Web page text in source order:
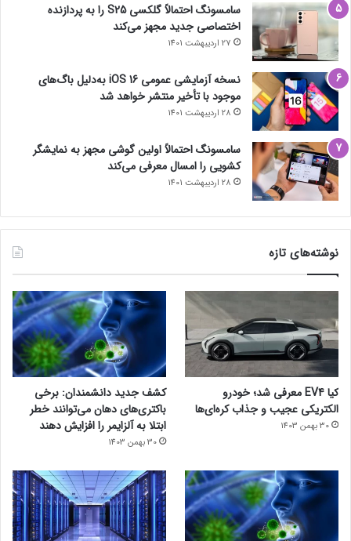
سامسونگ احتمالاً گلکسی S25 را به پردازنده
اختصاصی جدید مجهز می‌کند
27 اردیبهشت 1401
نسخه آزمایشی عمومی iOS 16 به‌دلیل باگ‌های
موجود با تأخیر منتشر خواهد شد
28 اردیبهشت 1401
سامسونگ احتمالاً اولین گوشی مجهز به نمایشگر
کشویی را امسال معرفی می‌کند
28 اردیبهشت 1401
نوشته‌های تازه
کیا EV4 معرفی شد؛ خودرو
الکتریکی عجیب و جذاب کره‌ای‌ها
30 بهمن 1403
کشف جدید دانشمندان: برخی
باکتری‌های دهان می‌توانند خطر
ابتلا به آلزایمر را افزایش دهند
30 بهمن 1403